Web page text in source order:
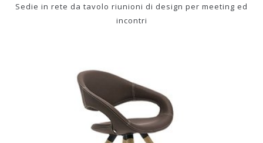
Sedie in rete da tavolo riunioni di design per meeting ed
incontri